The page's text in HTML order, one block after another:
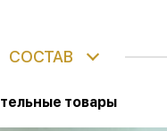
СОСТАВ
товары